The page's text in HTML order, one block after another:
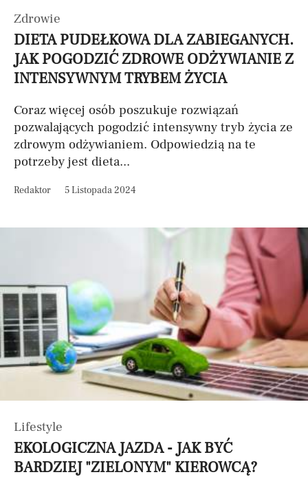
Zdrowie
DIETA PUDEŁKOWA DLA ZABIEGANYCH.
JAK POGODZIĆ ZDROWE ODŻYWIANIE Z
INTENSYWNYM TRYBEM ŻYCIA
Coraz więcej osób poszukuje rozwiązań
pozwalających pogodzić intensywny tryb życia ze
zdrowym odżywianiem. Odpowiedzią na te
potrzeby jest dieta...
Redaktor 5 Listopada 2024
Lifestyle
EKOLOGICZNA JAZDA - JAK BYĆ
BARDZIEJ "ZIELONYM" KIEROWCĄ?